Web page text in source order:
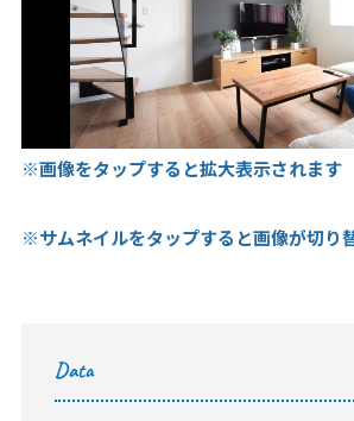
※画像をタップすると拡大表示されます
※サムネイルをタップすると画像が切り
Data